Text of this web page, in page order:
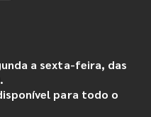
a sexta-feira, das
para todo o